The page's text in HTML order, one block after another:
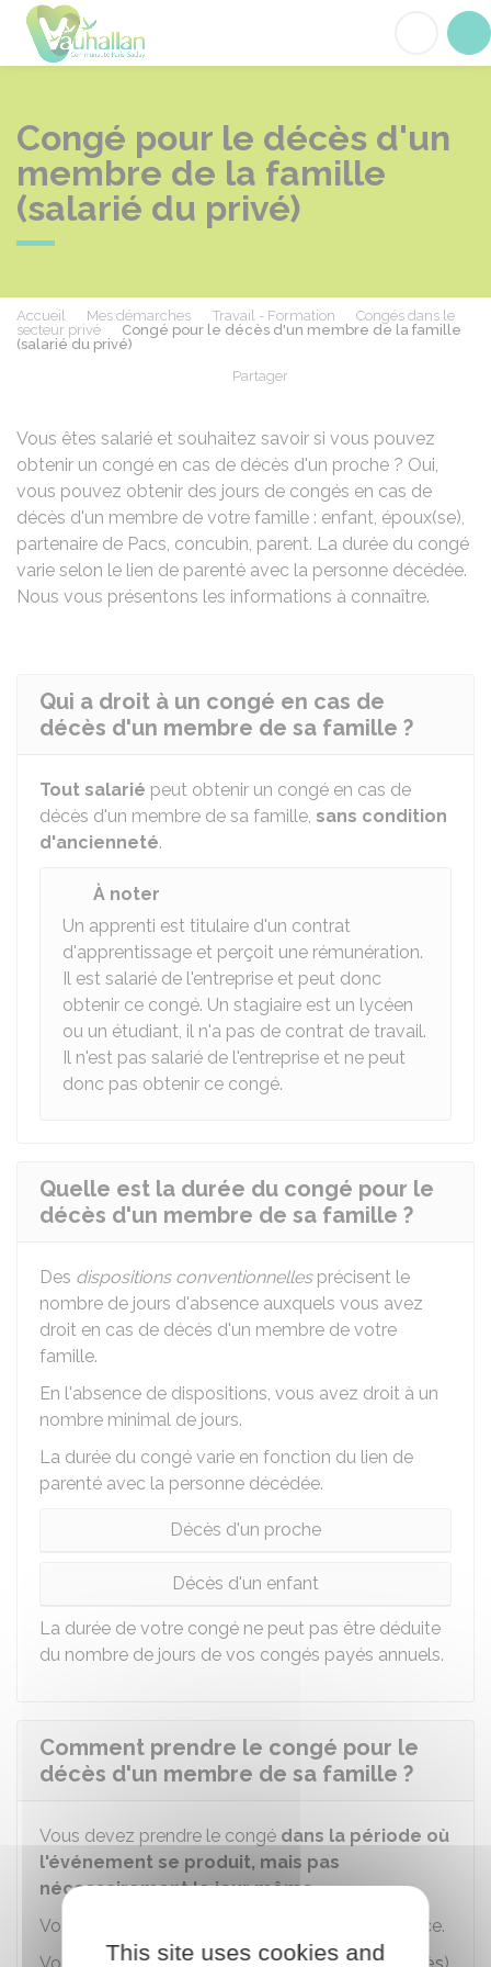
Congé pour le décès d'un
membre de la famille
(salarié du privé)
Accueil Mes démarches Travail - Formation
Congés dans le
secteur privé
Congé pour le décès d'un membre de la famille
(salarié du privé)
Partager
Vous êtes salarié et souhaitez savoir si vous pouvez
obtenir un congé en cas de décès d'un proche ? Oui,
vous pouvez obtenir des jours de congés en cas de
décès d'un membre de votre famille : enfant, époux(se),
partenaire de Pacs, concubin, parent. La durée du congé
varie selon le lien de parenté avec la personne décédée.
Nous vous présentons les informations à connaître.
Qui a droit à un congé en cas de
décès d'un membre de sa famille ?
Tout salarié peut obtenir un congé en cas de
décès d'un membre de sa famille, sans condition
d'ancienneté.
À noter
Un apprenti est titulaire d'un contrat
d'apprentissage et perçoit une rémunération.
Il est salarié de l'entreprise et peut donc
obtenir ce congé. Un stagiaire est un lycéen
ou un étudiant, il n'a pas de contrat de travail.
Il n'est pas salarié de l'entreprise et ne peut
donc pas obtenir ce congé.
Quelle est la durée du congé pour le
décès d'un membre de sa famille ?
Des dispositions conventionnellesprécisent le
nombre de jours d'absence auxquels vous avez
droit en cas de décès d'un membre de votre
famille.
En l'absence de dispositions, vous avez droit à un
nombre minimal de jours.
La durée du congé varie en fonction du lien de
parenté avec la personne décédée.
Décès d'un proche
Décès d'un enfant
La durée de votre congé ne peut pas être déduite
du nombre de jours de vos congés payés annuels.
Comment prendre le congé pour le
décès d'un membre de sa famille ?
Vous devez prendre le congé dans la période où
l'événement se produit, mais pas
nécessairement le jour même.
Vous informez votre employeur de votre absence.
This site uses cookies and